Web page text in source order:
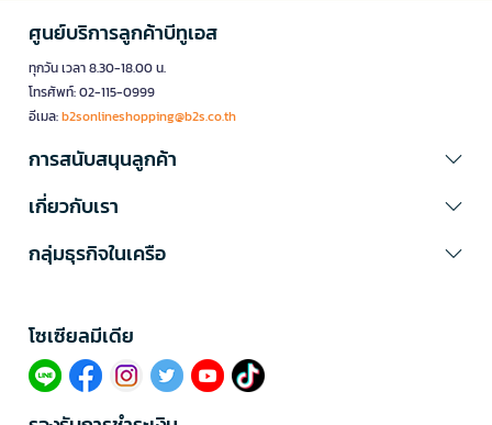
ศูนย์บริการลูกค้าบีทูเอส
ทุกวัน เวลา 8.30-18.00 น.
โทรศัพท์: 02-115-0999
อีเมล:b2sonlineshopping@b2s.co.th
การสนับสนุนลูกค้า
เกี่ยวกับเรา
กลุ่มธุรกิจในเครือ
โซเซียลมีเดีย​